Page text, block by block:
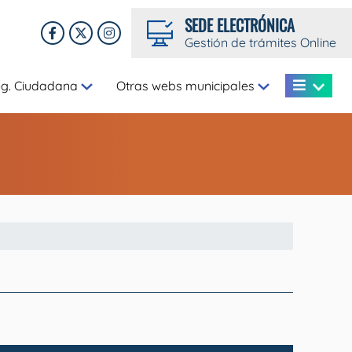
SEDE ELECTRÓNICA
Gestión de trámites Online
Ciudadana Otras webs municipales